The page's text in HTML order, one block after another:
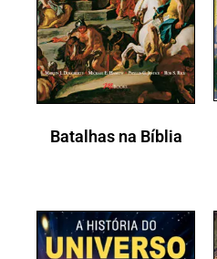
Batalhas na Bíblia